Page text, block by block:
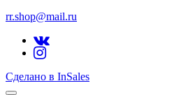
rr.shop@mail.ru
Сделано в InSales